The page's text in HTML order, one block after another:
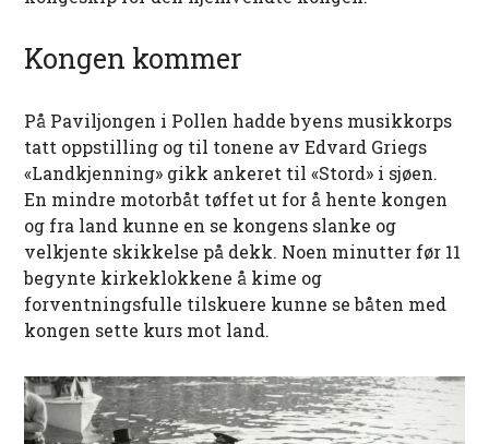
Kongen kommer
På Paviljongen i Pollen hadde byens musikkorps
tatt oppstilling og til tonene av Edvard Griegs
«Landkjenning» gikk ankeret til «Stord» i sjøen.
En mindre motorbåt tøffet ut for å hente kongen
og fra land kunne en se kongens slanke og
velkjente skikkelse på dekk. Noen minutter før 11
begynte kirkeklokkene å kime og
forventningsfulle tilskuere kunne se båten med
kongen sette kurs mot land.